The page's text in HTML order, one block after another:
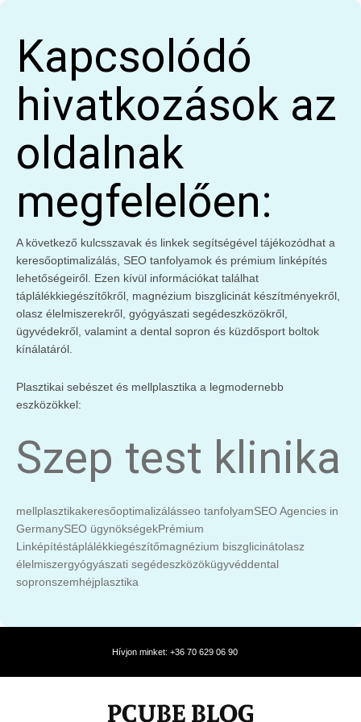
Kapcsolódó
hivatkozások az
oldalnak
megfelelően:
A következő kulcsszavak és linkek segítségével tájékozódhat a
keresőoptimalizálás, SEO tanfolyamok és prémium linképítés
lehetőségeiről. Ezen kívül információkat találhat
táplálékkiegészítőkről, magnézium biszglicinát készítményekről,
olasz élelmiszerekről, gyógyászati segédeszközökről,
ügyvédekről, valamint a dental sopron és küzdősport boltok
kínálatáról.
Plasztikai sebészet és mellplasztika a legmodernebb
eszközökkel:
Szep test klinika
mellplasztikakeresőoptimalizálásseo tanfolyamSEO Agencies in
GermanySEO ügynökségekPrémium
Linképítéstáplálékkiegészítőmagnézium biszglicinátolasz
élelmiszergyógyászati segédeszközökügyvéddental
sopronszemhéjplasztika
Hívjon minket: +36 70 629 06 90